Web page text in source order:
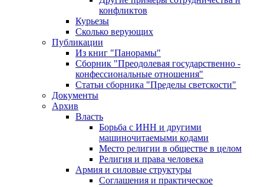
конфликтов
Курьезы
Сколько верующих
Публикации
Из книг "Панорамы"
Сборник "Преодолевая государственно -
конфессиональные отношения"
Статьи сборника "Пределы светскости"
Документы
Архив
Власть
Борьба с ИНН и другими
машиночитаемыми кодами
Место религии в обществе в целом
Религия и права человека
Армия и силовые структуры
Соглашения и практическое